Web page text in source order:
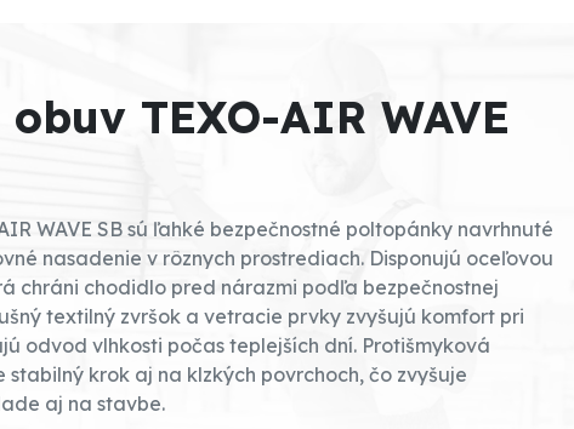
TEXO-AIR WAVE
WAVE SB sú ľahké bezpečnostné poltopánky navrhnuté
nasadenie v rôznych prostrediach. Disponujú oceľovou
chráni chodidlo pred nárazmi podľa bezpečnostnej
textilný zvršok a vetracie prvky zvyšujú komfort pri
odvod vlhkosti počas teplejších dní. Protišmyková
krok aj na klzkých povrchoch, čo zvyšuje
aj na stavbe.